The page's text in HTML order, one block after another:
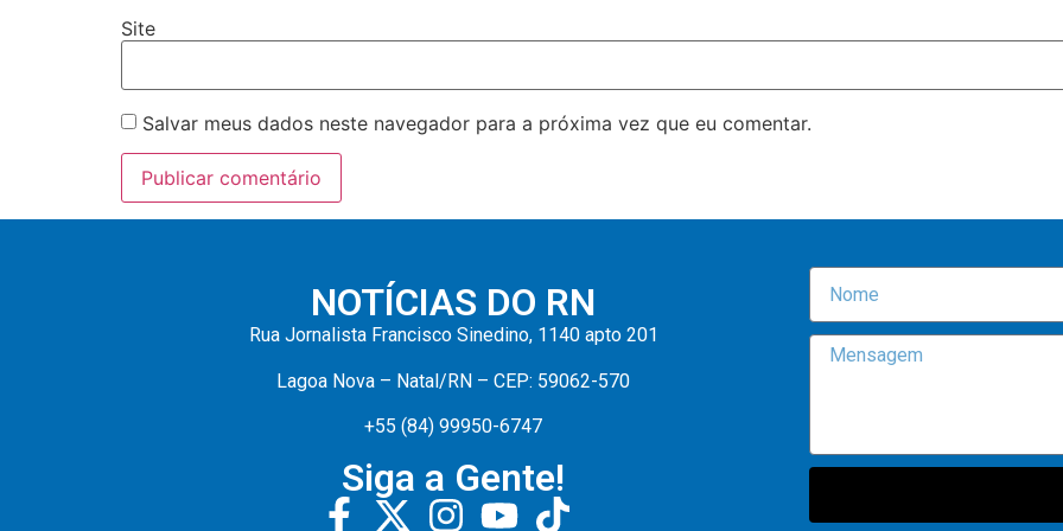
Site
Salvar meus dados neste navegador para a próxima vez que eu comentar.
NOTÍCIAS DO RN
Rua Jornalista Francisco Sinedino, 1140 apto 201
Lagoa Nova – Natal/RN – CEP: 59062-570
+55 (84) 99950-6747
Siga a Gente!